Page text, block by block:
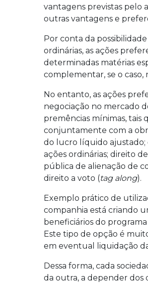
vantagens previstas pelo
outras vantagens e
Por conta da
ordinárias, as ações
determinadas matérias
complementar, se o caso,
No entanto, as ações
negociação no mercado
premências mínimas, tais
conjuntamente com a
do lucro líquido ajustado;
ações ordinárias; direito
pública de alienação de
direito a voto (tag along).
Exemplo prático de
companhia está criando
beneficiários do
Este tipo de opção é
em eventual liquidação
Dessa forma, cada
da outra, a depender dos